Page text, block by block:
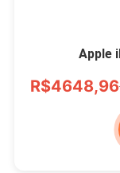
Apple
R$4648,96